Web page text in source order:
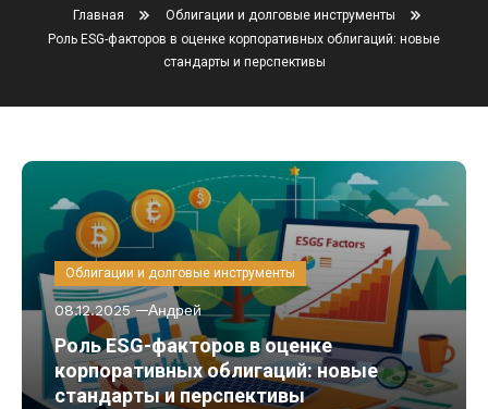
Главная
Облигации и долговые инструменты
Роль ESG-факторов в оценке корпоративных облигаций: новые
стандарты и перспективы
Облигации и долговые инструменты
08.12.2025 Андрей
Роль ESG-факторов в оценке
корпоративных облигаций: новые
стандарты и перспективы